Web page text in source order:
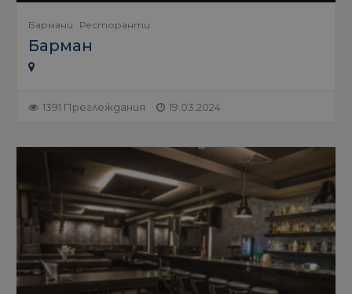
Бармани Ресторанти
Барман
1391 Преглеждания 19.03.2024